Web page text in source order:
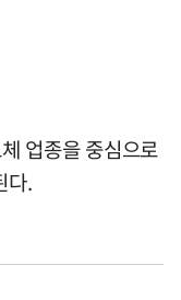
업종을 중심으로
다.